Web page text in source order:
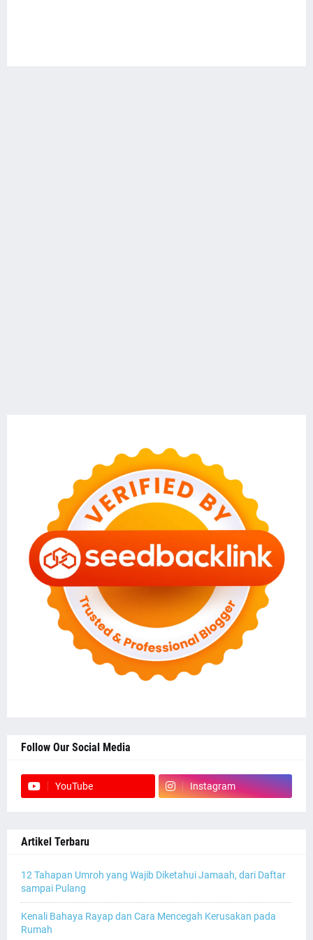
Follow Our Social Media
YouTube Instagram
Artikel Terbaru
12 Tahapan Umroh yang Wajib Diketahui Jamaah, dari Daftar
sampai Pulang
Kenali Bahaya Rayap dan Cara Mencegah Kerusakan pada
Rumah